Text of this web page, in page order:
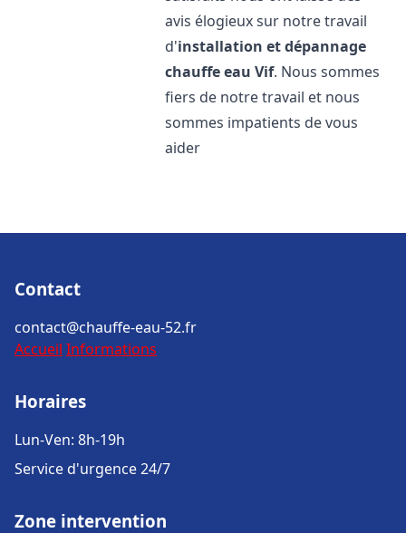
avis élogieux sur notre travail
d'installation et dépannage
chauffe eau Vif. Nous sommes
fiers de notre travail et nous
sommes impatients de vous
aider
Contact
contact@chauffe-eau-52.fr
Accueil Informations
Horaires
Lun-Ven: 8h-19h
Service d'urgence 24/7
Zone intervention